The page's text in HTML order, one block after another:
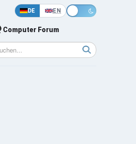
DE EN
Computer Forum